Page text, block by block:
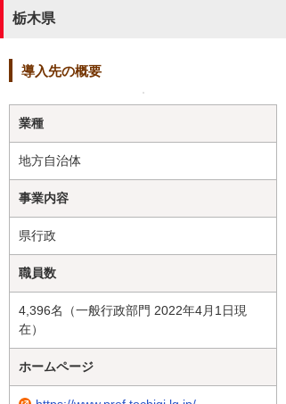
栃木県
導入先の概要
業種
地方自治体
事業内容
県行政
職員数
4,396名（一般行政部門 2022年4月1日現
在）
ホームページ